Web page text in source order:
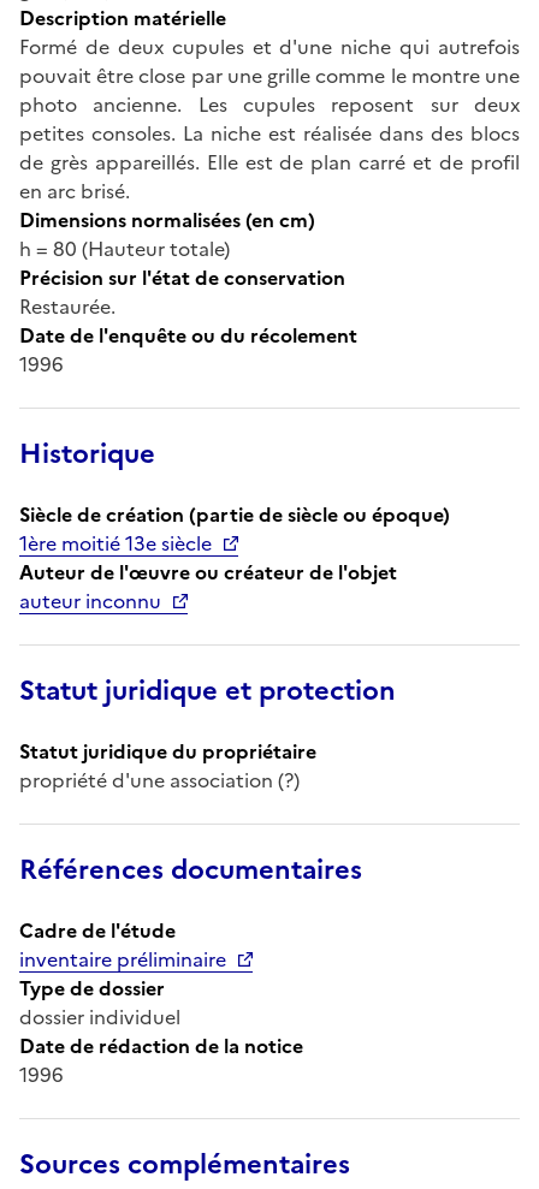
Description matérielle
Formé de deux cupules et d'une niche qui autrefois
pouvait être close par une grille comme le montre une
photo ancienne. Les cupules reposent sur deux
petites consoles. La niche est réalisée dans des blocs
de grès appareillés. Elle est de plan carré et de profil
en arc brisé.
Dimensions normalisées (en cm)
h = 80 (Hauteur totale)
Précision sur l'état de conservation
Restaurée.
Date de l'enquête ou du récolement
1996
Historique
Siècle de création (partie de siècle ou époque)
1ère moitié 13e siècle
Auteur de l'œuvre ou créateur de l'objet
auteur inconnu
Statut juridique et protection
Statut juridique du propriétaire
propriété d'une association (?)
Références documentaires
Cadre de l'étude
inventaire préliminaire
Type de dossier
dossier individuel
Date de rédaction de la notice
1996
Sources complémentaires